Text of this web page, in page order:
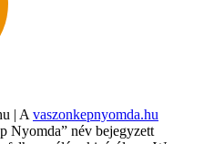
| A vaszonkepnyomda.hu
Nyomda” név bejegyzett